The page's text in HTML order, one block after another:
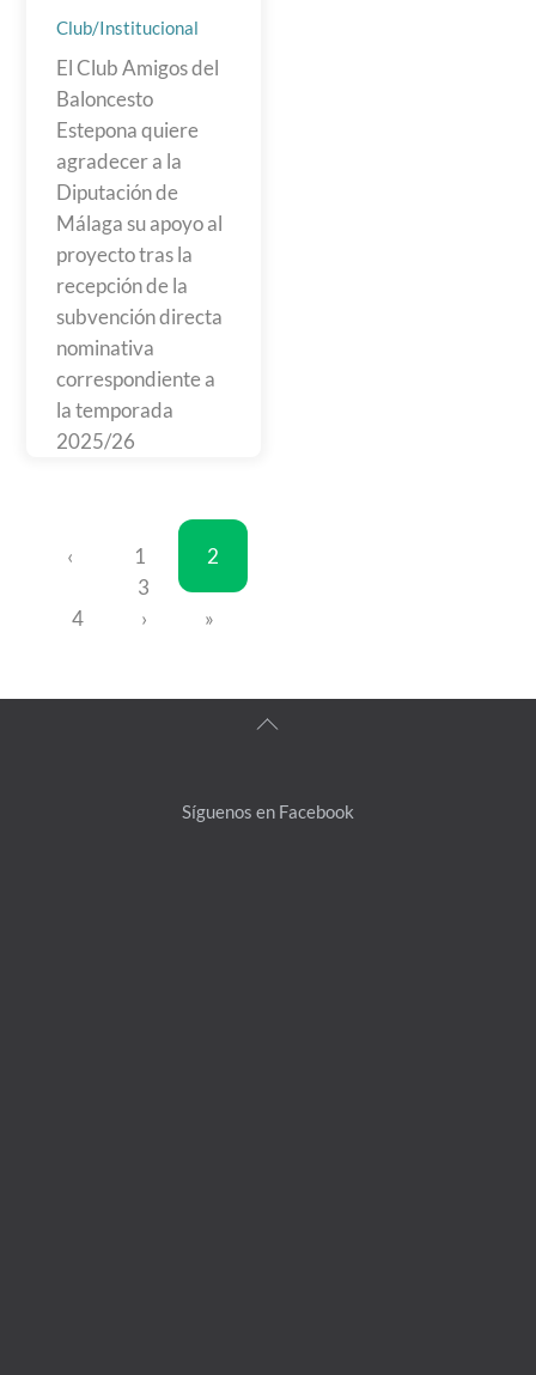
Club/Institucional
El Club Amigos del
Baloncesto
Estepona quiere
agradecer a la
Diputación de
Málaga su apoyo al
proyecto tras la
recepción de la
subvención directa
nominativa
correspondiente a
la temporada
2025/26
‹ 1
2
3
4
› »
Back
Síguenos en Facebook